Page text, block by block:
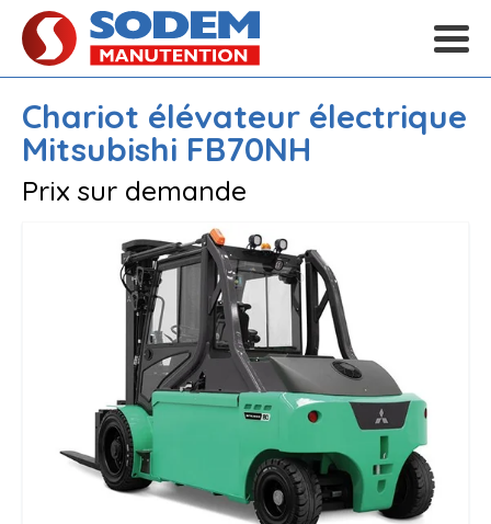
Chariot élévateur électrique
Mitsubishi FB70NH
Prix sur demande